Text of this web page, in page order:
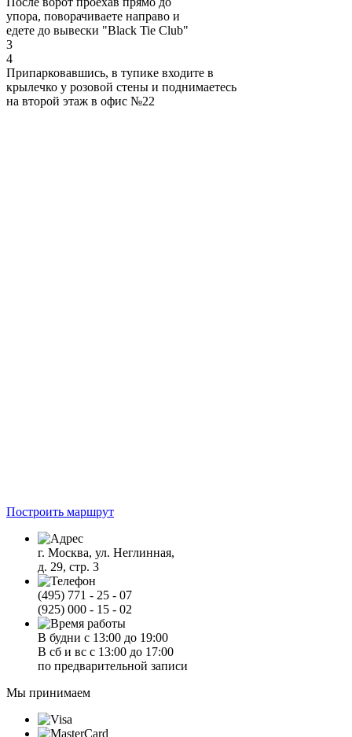
упора, поворачиваете направо и
едете до вывески "Black Tie Club"
3
4
Припарковавшись, в тупике входите в
крылечко у розовой стены и поднимаетесь
на второй этаж в офис №22
Построить маршрут
г. Москва, ул. Неглинная,
д. 29, стр. 3
(495) 771 - 25 - 07
(925) 000 - 15 - 02
В будни с 13:00 до 19:00
В сб и вс с 13:00 до 17:00
по предварительной записи
Мы принимаем